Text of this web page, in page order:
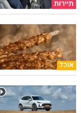
תיירות
אוכל